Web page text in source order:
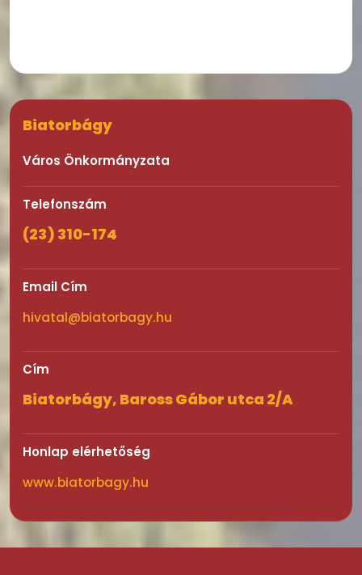
Biatorbágy
Város Önkormányzata
Telefonszám
(23) 310-174
Email Cím
hivatal@biatorbagy.hu
Cím
Biatorbágy, Baross Gábor utca 2/A
Honlap elérhetőség
www.biatorbagy.hu